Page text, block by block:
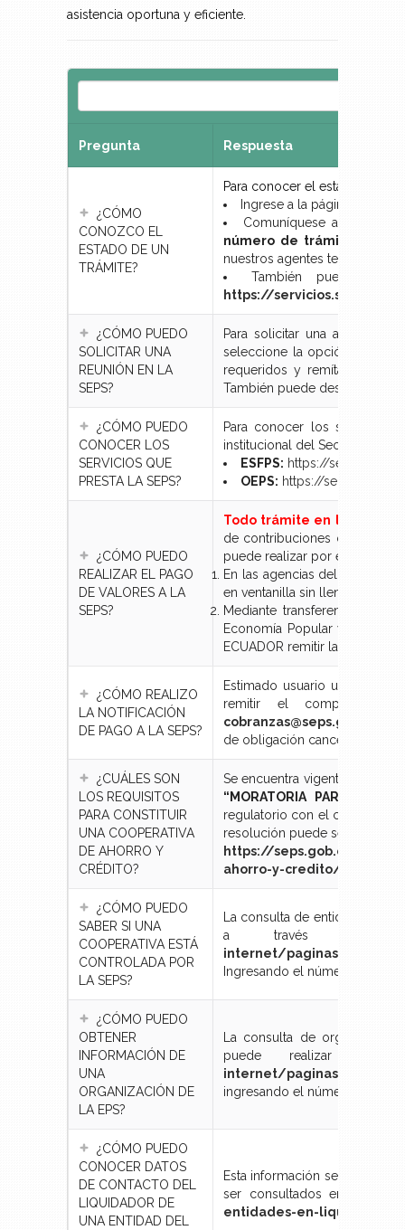
asistencia oportuna y eficiente.
Pregunta Respuesta
¿CÓMO
CONOZCO EL
ESTADO DE UN
TRÁMITE?
Para conocer el estado de un
Ingrese a la página web
Comuníquese al
número de trámite; o
nuestros agentes telefónicos.
También puede
https://
¿CÓMO PUEDO
SOLICITAR UNA
REUNIÓN EN LA
SEPS?
Para solicitar una audiencia
seleccione la opción
requeridos y remítalo a
También puede descargar el
¿CÓMO PUEDO
CONOCER LOS
SERVICIOS QUE
PRESTA LA SEPS?
Para conocer los servicios
institucional del Sector
ESFPS: https://
OEPS: https://
¿CÓMO PUEDO
REALIZAR EL PAGO
DE VALORES A LA
SEPS?
Todo trámite en la SEPS
de contribuciones o multas.
puede realizar por estos tres
En las agencias del BANCO
en ventanilla sin llenar
Mediante transferencia a la
Economía Popular y Solidaria
ECUADOR remitir la
¿CÓMO REALIZO
LA NOTIFICACIÓN
DE PAGO A LA SEPS?
Estimado usuario una vez
remitir el
cobranzas@seps.gob.ec
de obligación cancelada,
¿CUÁLES SON
LOS REQUISITOS
PARA CONSTITUIR
UNA COOPERATIVA
DE AHORRO Y
CRÉDITO?
Se encuentra vigente desde
“MORATORIA PARA LA
regulatorio con el cual esta
resolución puede ser
https://seps.gob.ec/
ahorro-y-credito/
¿CÓMO PUEDO
SABER SI UNA
COOPERATIVA ESTÁ
CONTROLADA POR
LA SEPS?
La consulta de entidades del
a través del
internet/paginas/
Ingresando el número de ruc
¿CÓMO PUEDO
OBTENER
INFORMACIÓN DE
UNA
ORGANIZACIÓN DE
LA EPS?
La consulta de
puede realizar en
internet/paginas/
ingresando el número de ruc
¿CÓMO PUEDO
CONOCER DATOS
DE CONTACTO DEL
LIQUIDADOR DE
UNA ENTIDAD DEL
Esta información se
ser consultados en el
entidades-en-